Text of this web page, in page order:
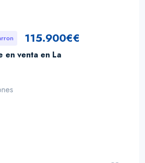
115.900€€
en venta en La